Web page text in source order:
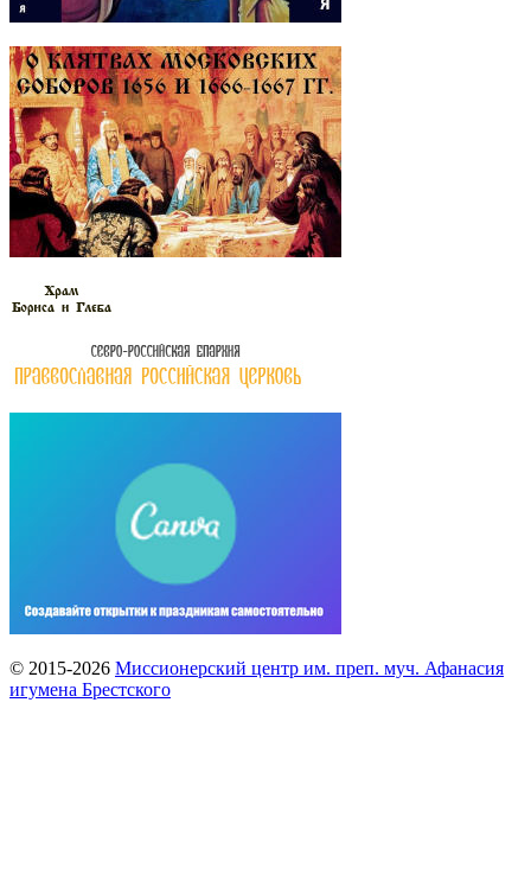
© 2015-2026 Миссионерский центр им. преп. муч. Афанасия
игумена Брестского